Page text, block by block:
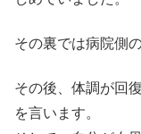
その裏では病院側
その後、体調が回
を言います。